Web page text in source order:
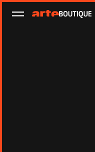
Ouvrir le menu